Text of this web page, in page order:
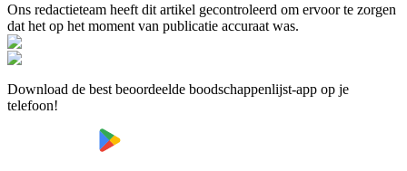
Ons redactieteam heeft dit artikel gecontroleerd om ervoor te zorgen
dat het op het moment van publicatie accuraat was.
Download de best beoordeelde boodschappenlijst-app op je
telefoon!